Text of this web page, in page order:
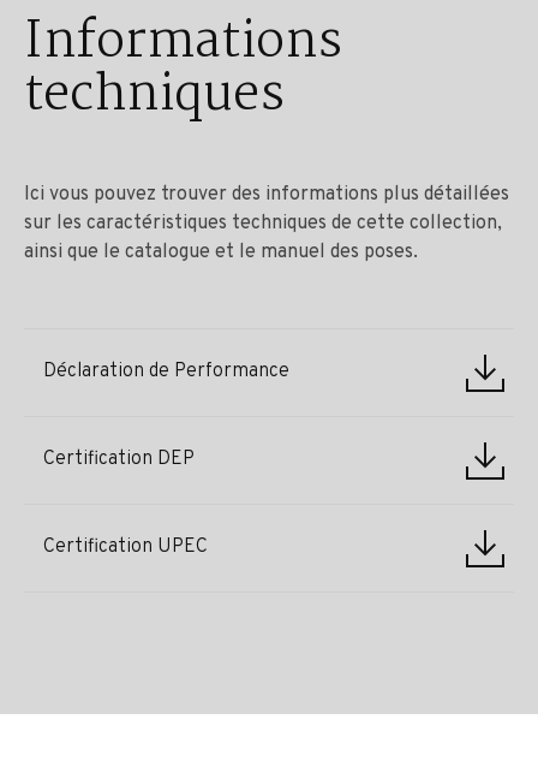
Informations
techniques
Ici vous pouvez trouver des informations plus détaillées
sur les caractéristiques techniques de cette collection,
ainsi que le catalogue et le manuel des poses.
Déclaration de Performance
Certification DEP
Certification UPEC